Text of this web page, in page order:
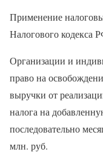
Применение
Налогового кодекса
Организации и
право на
выручки от
налога на
последовательно
млн. руб.